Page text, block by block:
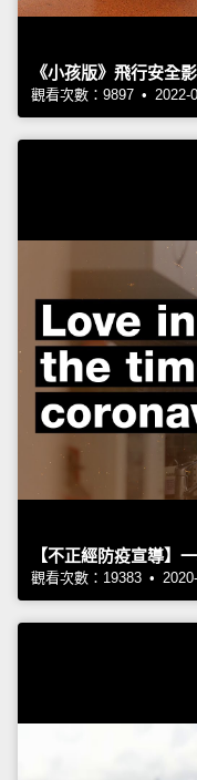
《小孩版》飛行安全
觀看次數：9897 • 2022-
【不正經防疫宣導】
觀看次數：19383 •